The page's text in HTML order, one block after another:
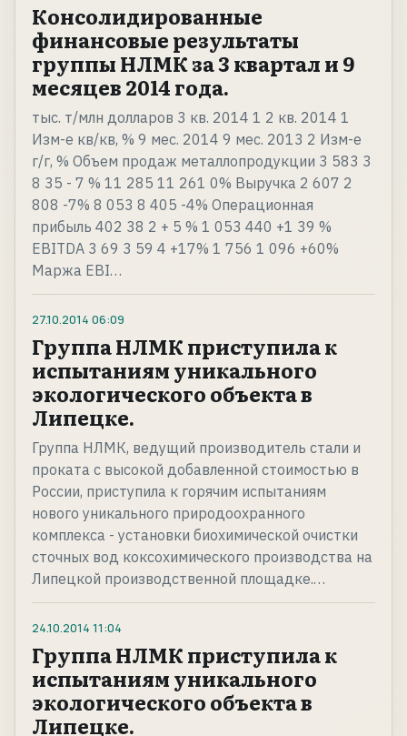
Консолидированные
финансовые результаты
группы НЛМК за 3 квартал и 9
месяцев 2014 года.
тыс. т/млн долларов 3 кв. 2014 1 2 кв. 2014 1
Изм-е кв/кв, % 9 мес. 2014 9 мес. 2013 2 Изм-е
г/г, % Объем продаж металлопродукции 3 583 3
8 35 - 7 % 11 285 11 261 0% Выручка 2 607 2
808 -7% 8 053 8 405 -4% Операционная
прибыль 402 38 2 + 5 % 1 053 440 +1 39 %
EBITDA 3 69 3 59 4 +17% 1 756 1 096 +60%
Маржа EBI…
27.10.2014 06:09
Группа НЛМК приступила к
испытаниям уникального
экологического объекта в
Липецке.
Группа НЛМК, ведущий производитель стали и
проката с высокой добавленной стоимостью в
России, приступила к горячим испытаниям
нового уникального природоохранного
комплекса - установки биохимической очистки
сточных вод коксохимического производства на
Липецкой производственной площадке.…
24.10.2014 11:04
Группа НЛМК приступила к
испытаниям уникального
экологического объекта в
Липецке.